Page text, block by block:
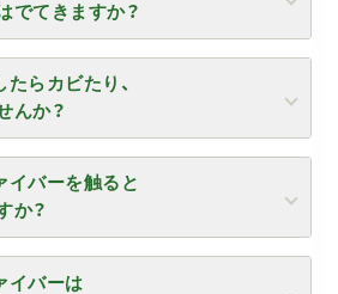
でてきますか？
らカビたり、
んか？
イバーを触ると
か？
イバーは